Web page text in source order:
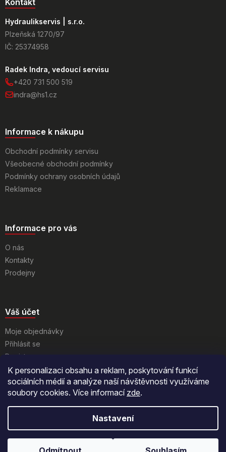
K personalizaci obsahu a reklam, poskytování funkcí
sociálních médií a analýze naší návštěvnosti využíváme
soubory cookies. Více informací zde.
Nastavení
Hydraulikservis | s.r.o.
Plzeňská 1270/97
IČ: 25374958
Radek Indra, vedoucí servisu
+420 731 500 519
indra@hs1.cz
Informace k nákupu
Obchodní podmínky servisu
Všeobecné obchodní podmínky
Podmínky ochrany osobních údajů
Reklamace
Informace pro vás
O nás
Kontakty
Prodejny
Váš účet
Moje objednávky
Přihlásit se
Registrace